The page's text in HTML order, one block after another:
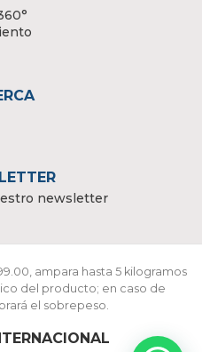
newsletter
ampara hasta 5 kilogramos
del producto; en caso de
el sobrepeso.